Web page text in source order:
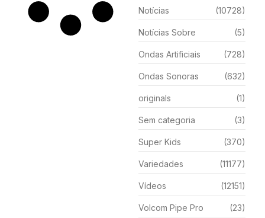
Notícias (10728)
Notícias Sobre (5)
Ondas Artificiais (728)
Ondas Sonoras (632)
originals (1)
Sem categoria (3)
Super Kids (370)
Variedades (11177)
Vídeos (12151)
Volcom Pipe Pro (23)